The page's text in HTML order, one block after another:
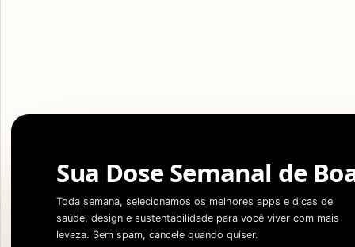
Sua Dose Semanal de
Toda semana, selecionamos os melhores apps e dicas de
saúde, design e sustentabilidade para você viver com mais
leveza. Sem spam, cancele quando quiser.